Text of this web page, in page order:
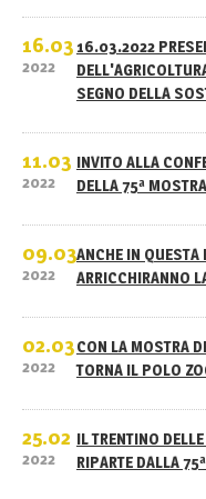
16.03
2022
16.03.2022
SEGNO DELLA
11.03
2022
INVITO ALLA
DELLA 75ª
09.03
2022
ANCHE IN QUESTA
ARRICCHIRANNO
02.03
2022
CON LA MOSTRA
TORNA IL POLO
25.02
2022
IL TRENTINO
RIPARTE DALLA